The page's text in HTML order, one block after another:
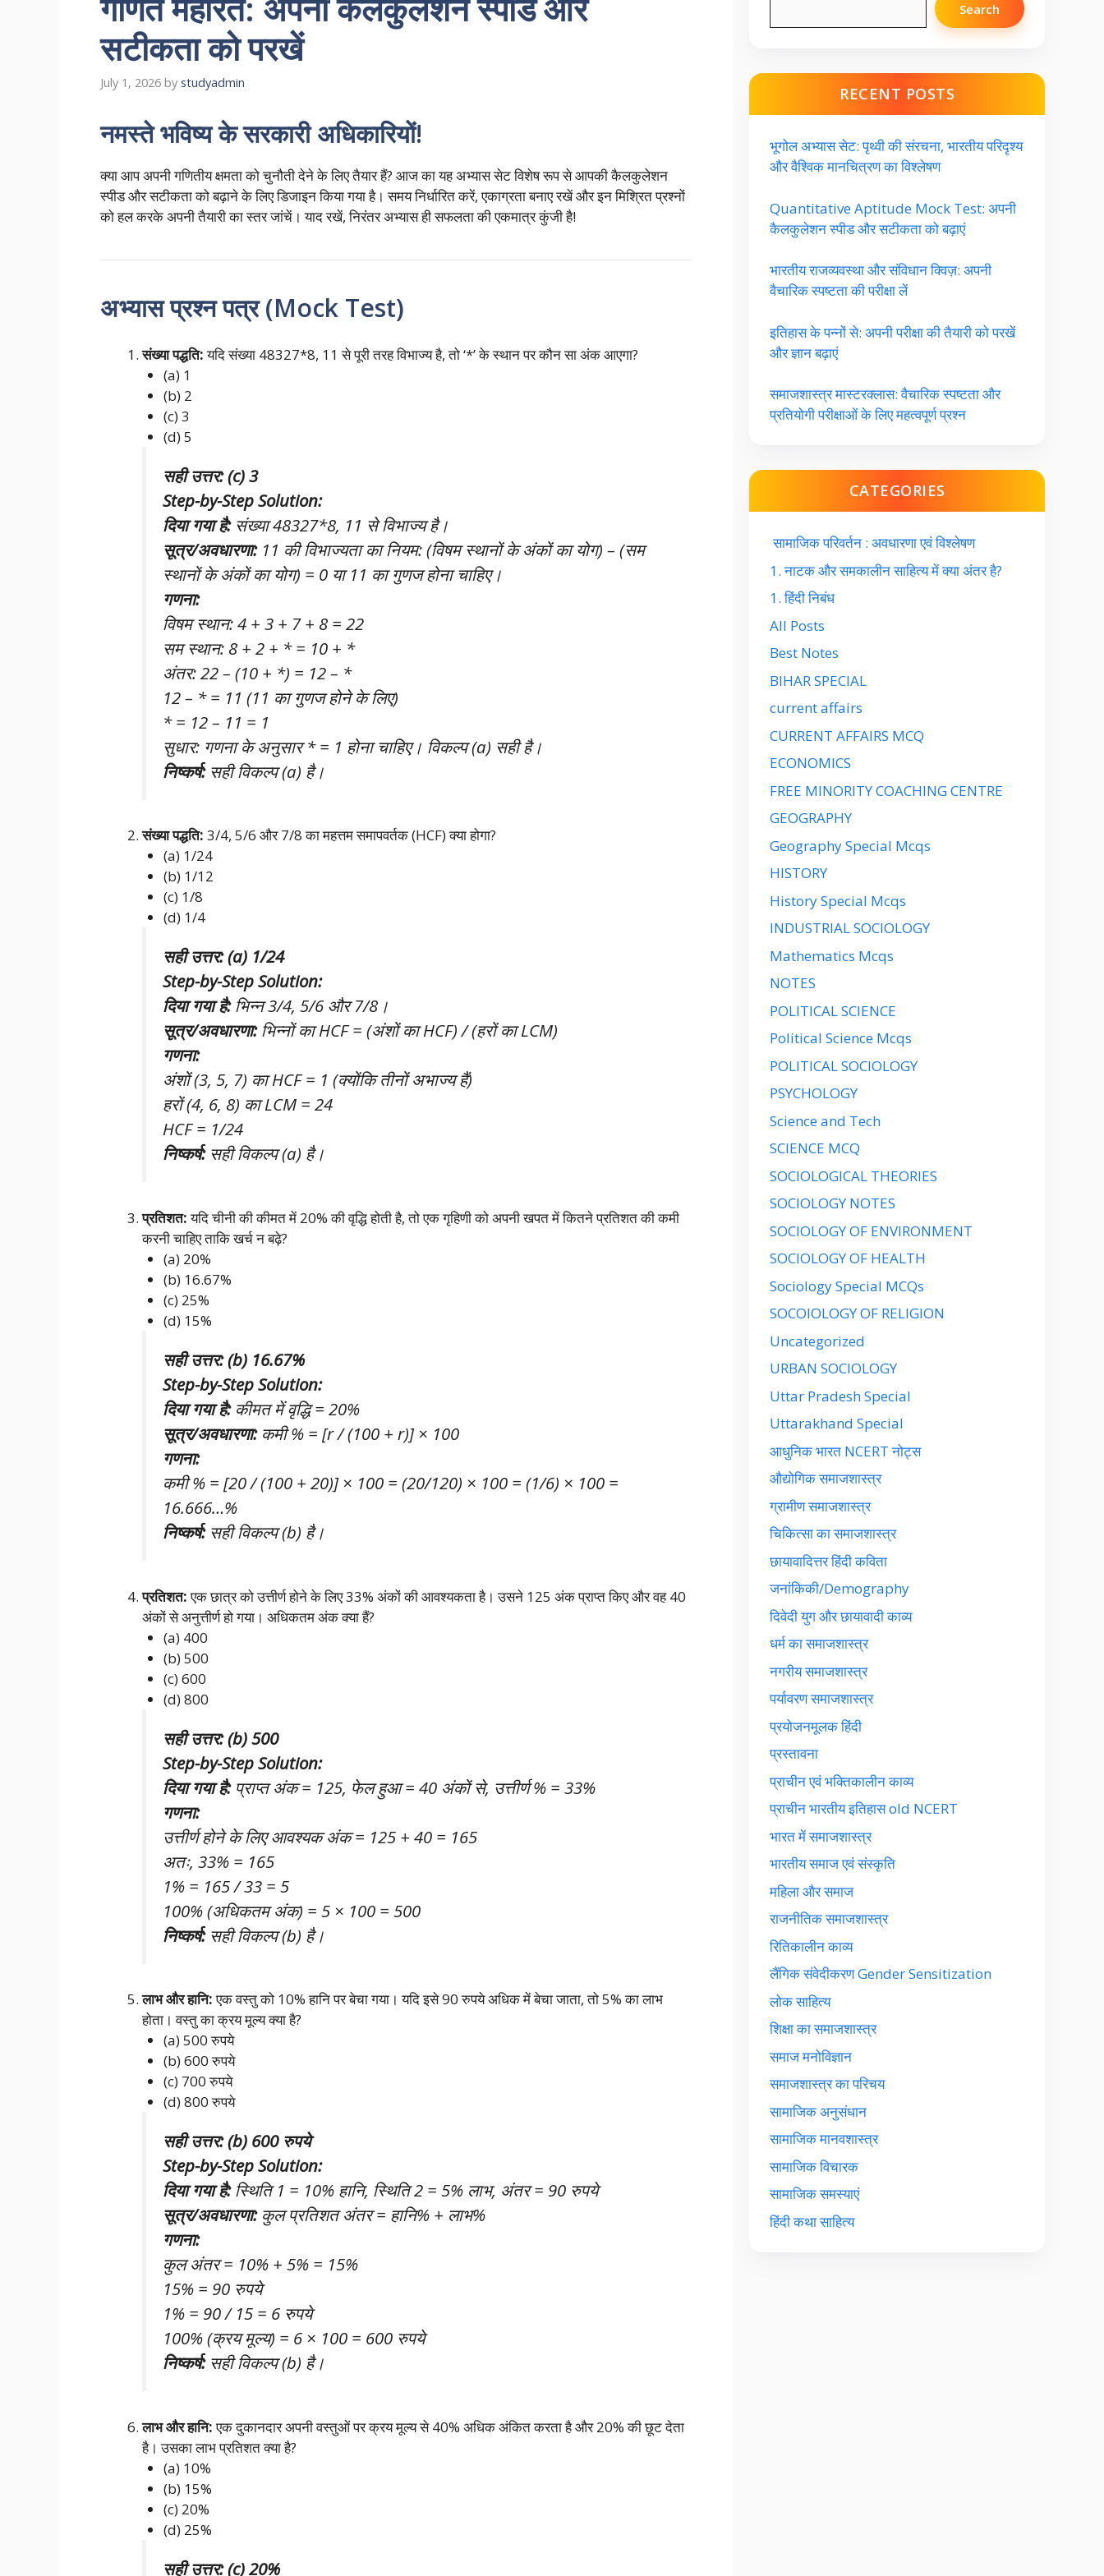
सटीकता को परखें
July 1, 2026 by studyadmin
नमस्ते भविष्य के सरकारी अधिकारियों!
क्या आप अपनी गणितीय क्षमता को चुनौती देने के लिए तैयार हैं? आज का यह अभ्यास सेट विशेष रूप से आपकी कैलकुलेशन
स्पीड और सटीकता को बढ़ाने के लिए डिजाइन किया गया है। समय निर्धारित करें, एकाग्रता बनाए रखें और इन मिश्रित प्रश्नों
को हल करके अपनी तैयारी का स्तर जांचें। याद रखें, निरंतर अभ्यास ही सफलता की एकमात्र कुंजी है!
अभ्यास प्रश्न पत्र (Mock Test)
संख्या पद्धति:यदि संख्या 48327*8, 11 से पूरी तरह विभाज्य है, तो ‘*’ के स्थान पर कौन सा अंक आएगा?
(a) 1
(b) 2
(c) 3
(d) 5
सही उत्तर: (c) 3
Step-by-Step Solution:
दिया गया है:संख्या 48327*8, 11 से विभाज्य है।
सूत्र/अवधारणा:11 की विभाज्यता का नियम: (विषम स्थानों के अंकों का योग) – (सम
स्थानों के अंकों का योग) = 0 या 11 का गुणज होना चाहिए।
गणना:
विषम स्थान: 4 + 3 + 7 + 8 = 22
सम स्थान: 8 + 2 + * = 10 + *
अंतर: 22 – (10 + *) = 12 – *
12 – * = 11 (11 का गुणज होने के लिए)
* = 12 – 11 = 1
सुधार: गणना के अनुसार * = 1 होना चाहिए। विकल्प (a) सही है।
निष्कर्ष:सही विकल्प (a) है।
संख्या पद्धति: 3/4, 5/6 और 7/8 का महत्तम समापवर्तक (HCF) क्या होगा?
(a) 1/24
(b) 1/12
(c) 1/8
(d) 1/4
सही उत्तर: (a) 1/24
Step-by-Step Solution:
दिया गया है:भिन्न 3/4, 5/6 और 7/8।
सूत्र/अवधारणा:भिन्नों का HCF = (अंशों का HCF) / (हरों का LCM)
गणना:
अंशों (3, 5, 7) का HCF = 1 (क्योंकि तीनों अभाज्य हैं)
हरों (4, 6, 8) का LCM = 24
HCF = 1/24
निष्कर्ष:सही विकल्प (a) है।
प्रतिशत:यदि चीनी की कीमत में 20% की वृद्धि होती है, तो एक गृहिणी को अपनी खपत में कितने प्रतिशत की कमी
करनी चाहिए ताकि खर्च न बढ़े?
(a) 20%
(b) 16.67%
(c) 25%
(d) 15%
सही उत्तर: (b) 16.67%
Step-by-Step Solution:
दिया गया है:कीमत में वृद्धि = 20%
सूत्र/अवधारणा:कमी % = [r / (100 + r)] × 100
गणना:
कमी % = [20 / (100 + 20)] × 100 = (20/120) × 100 = (1/6) × 100 =
16.666…%
निष्कर्ष:सही विकल्प (b) है।
प्रतिशत:एक छात्र को उत्तीर्ण होने के लिए 33% अंकों की आवश्यकता है। उसने 125 अंक प्राप्त किए और वह 40
अंकों से अनुत्तीर्ण हो गया। अधिकतम अंक क्या हैं?
(a) 400
(b) 500
(c) 600
(d) 800
सही उत्तर: (b) 500
Step-by-Step Solution:
दिया गया है:प्राप्त अंक = 125, फेल हुआ = 40 अंकों से, उत्तीर्ण % = 33%
गणना:
उत्तीर्ण होने के लिए आवश्यक अंक = 125 + 40 = 165
अतः, 33% = 165
1% = 165 / 33 = 5
100% (अधिकतम अंक) = 5 × 100 = 500
निष्कर्ष:सही विकल्प (b) है।
लाभ और हानि:एक वस्तु को 10% हानि पर बेचा गया। यदि इसे 90 रुपये अधिक में बेचा जाता, तो 5% का लाभ
होता। वस्तु का क्रय मूल्य क्या है?
(a) 500 रुपये
(b) 600 रुपये
(c) 700 रुपये
(d) 800 रुपये
सही उत्तर: (b) 600 रुपये
Step-by-Step Solution:
दिया गया है:स्थिति 1 = 10% हानि, स्थिति 2 = 5% लाभ, अंतर = 90 रुपये
सूत्र/अवधारणा:कुल प्रतिशत अंतर = हानि% + लाभ%
गणना:
कुल अंतर = 10% + 5% = 15%
15% = 90 रुपये
1% = 90 / 15 = 6 रुपये
100% (क्रय मूल्य) = 6 × 100 = 600 रुपये
निष्कर्ष:सही विकल्प (b) है।
लाभ और हानि:एक दुकानदार अपनी वस्तुओं पर क्रय मूल्य से 40% अधिक अंकित करता है और 20% की छूट देता
है। उसका लाभ प्रतिशत क्या है?
(a) 10%
(b) 15%
(c) 20%
(d) 25%
सही उत्तर: (c) 20%
Search
RECENT POSTS
भूगोल अभ्यास सेट: पृथ्वी की संरचना, भारतीय परिदृश्य
और वैश्विक मानचित्रण का विश्लेषण
Quantitative Aptitude Mock Test: अपनी
कैलकुलेशन स्पीड और सटीकता को बढ़ाएं
भारतीय राजव्यवस्था और संविधान क्विज़: अपनी
वैचारिक स्पष्टता की परीक्षा लें
इतिहास के पन्नों से: अपनी परीक्षा की तैयारी को परखें
और ज्ञान बढ़ाएं
समाजशास्त्र मास्टरक्लास: वैचारिक स्पष्टता और
प्रतियोगी परीक्षाओं के लिए महत्वपूर्ण प्रश्न
CATEGORIES
सामाजिक परिवर्तन : अवधारणा एवं विश्लेषण
1. नाटक और समकालीन साहित्य में क्या अंतर है?
1. हिंदी निबंध
All Posts
Best Notes
BIHAR SPECIAL
current affairs
CURRENT AFFAIRS MCQ
ECONOMICS
FREE MINORITY COACHING CENTRE
GEOGRAPHY
Geography Special Mcqs
HISTORY
History Special Mcqs
INDUSTRIAL SOCIOLOGY
Mathematics Mcqs
NOTES
POLITICAL SCIENCE
Political Science Mcqs
POLITICAL SOCIOLOGY
PSYCHOLOGY
Science and Tech
SCIENCE MCQ
SOCIOLOGICAL THEORIES
SOCIOLOGY NOTES
SOCIOLOGY OF ENVIRONMENT
SOCIOLOGY OF HEALTH
Sociology Special MCQs
SOCOIOLOGY OF RELIGION
Uncategorized
URBAN SOCIOLOGY
Uttar Pradesh Special
Uttarakhand Special
आधुनिक भारत NCERT नोट्स
औद्योगिक समाजशास्त्र
ग्रामीण समाजशास्त्र
चिकित्सा का समाजशास्त्र
छायावादित्तर हिंदी कविता
जनांकिकी/Demography
दिवेदी युग और छायावादी काव्य
धर्म का समाजशास्त्र
नगरीय समाजशास्त्र
पर्यावरण समाजशास्त्र
प्रयोजनमूलक हिंदी
प्रस्तावना
प्राचीन एवं भक्तिकालीन काव्य
प्राचीन भारतीय इतिहास old NCERT
भारत में समाजशास्त्र
भारतीय समाज एवं संस्कृति
महिला और समाज
राजनीतिक समाजशास्त्र
रितिकालीन काव्य
लैंगिक संवेदीकरण Gender Sensitization
लोक साहित्य
शिक्षा का समाजशास्त्र
समाज मनोविज्ञान
समाजशास्त्र का परिचय
सामाजिक अनुसंधान
सामाजिक मानवशास्त्र
सामाजिक विचारक
सामाजिक समस्याएं
हिंदी कथा साहित्य